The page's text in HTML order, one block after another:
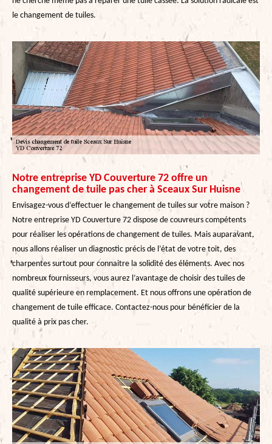
le changement de tuiles.
Notre entreprise YD Couverture 72 offre un
changement de tuile pas cher à Sceaux Sur Huisne
Envisagez-vous d’effectuer le changement de tuiles sur votre maison ?
Notre entreprise YD Couverture 72 dispose de couvreurs compétents
pour réaliser les opérations de changement de tuiles. Mais auparavant,
nous allons réaliser un diagnostic précis de l’état de votre toit, des
charpentes surtout pour connaitre la solidité des éléments. Avec nos
nombreux fournisseurs, vous aurez l’avantage de choisir des tuiles de
qualité supérieure en remplacement. Et nous offrons une opération de
changement de tuile efficace. Contactez-nous pour bénéficier de la
qualité à prix pas cher.